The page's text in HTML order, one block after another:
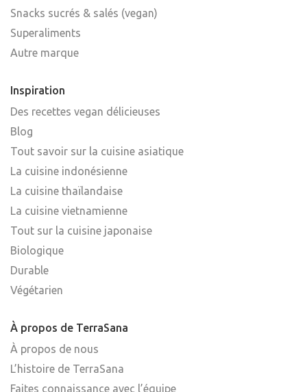
Snacks sucrés & salés (vegan)
Superaliments
Autre marque
Inspiration
Des recettes vegan délicieuses
Blog
Tout savoir sur la cuisine asiatique
La cuisine indonésienne
La cuisine thaïlandaise
La cuisine vietnamienne
Tout sur la cuisine japonaise
Biologique
Durable
Végétarien
À propos de TerraSana
À propos de nous
L’histoire de TerraSana
Faites connaissance avec l’équipe